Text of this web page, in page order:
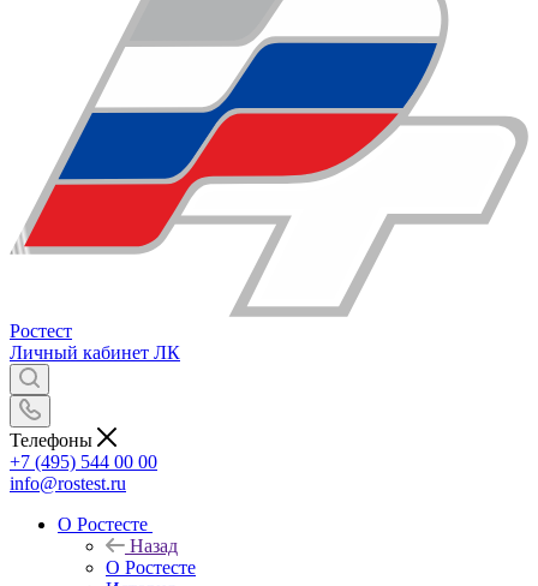
Ростест
Личный кабинет ЛК
Телефоны
+7 (495) 544 00 00
info@rostest.ru
О Ростесте
Назад
О Ростесте